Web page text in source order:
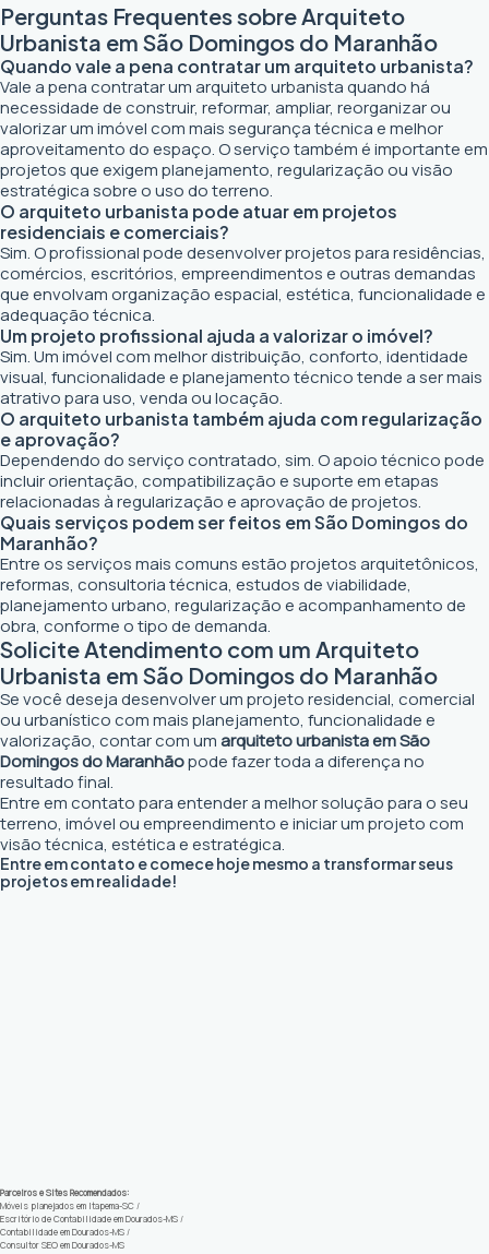
Perguntas Frequentes sobre Arquiteto
Urbanista em São Domingos do Maranhão
Quando vale a pena contratar um arquiteto urbanista?
Vale a pena contratar um arquiteto urbanista quando há
necessidade de construir, reformar, ampliar, reorganizar ou
valorizar um imóvel com mais segurança técnica e melhor
aproveitamento do espaço. O serviço também é importante em
projetos que exigem planejamento, regularização ou visão
estratégica sobre o uso do terreno.
O arquiteto urbanista pode atuar em projetos
residenciais e comerciais?
Sim. O profissional pode desenvolver projetos para residências,
comércios, escritórios, empreendimentos e outras demandas
que envolvam organização espacial, estética, funcionalidade e
adequação técnica.
Um projeto profissional ajuda a valorizar o imóvel?
Sim. Um imóvel com melhor distribuição, conforto, identidade
visual, funcionalidade e planejamento técnico tende a ser mais
atrativo para uso, venda ou locação.
O arquiteto urbanista também ajuda com regularização
e aprovação?
Dependendo do serviço contratado, sim. O apoio técnico pode
incluir orientação, compatibilização e suporte em etapas
relacionadas à regularização e aprovação de projetos.
Quais serviços podem ser feitos em São Domingos do
Maranhão?
Entre os serviços mais comuns estão projetos arquitetônicos,
reformas, consultoria técnica, estudos de viabilidade,
planejamento urbano, regularização e acompanhamento de
obra, conforme o tipo de demanda.
Solicite Atendimento com um Arquiteto
Urbanista em São Domingos do Maranhão
Se você deseja desenvolver um projeto residencial, comercial
ou urbanístico com mais planejamento, funcionalidade e
valorização, contar com umarquiteto urbanista em São
Domingos do Maranhãopode fazer toda a diferença no
resultado final.
Entre em contato para entender a melhor solução para o seu
terreno, imóvel ou empreendimento e iniciar um projeto com
visão técnica, estética e estratégica.
Entre em contato e comece hoje mesmo a transformar seus
projetos em realidade!
Parceiros e Sites Recomendados:
Móveis planejados em Itapema-SC /
Escritório de Contabilidade em Dourados-MS /
Contabilidade em Dourados-MS /
Consultor SEO em Dourados-MS